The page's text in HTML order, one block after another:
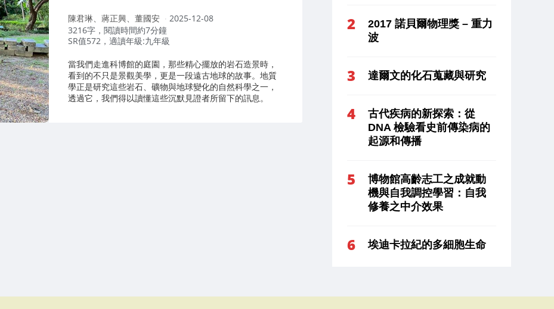
作
者：
陳君琳、蔣正興、董國安
2025-12-08
3216字，閱讀時間約7分鐘
SR值572，適讀年級:九年級
當我們走進科博館的庭園，那些精心擺放的岩石造景時，
看到的不只是景觀美學，更是一段遠古地球的故事。地質
學正是研究這些岩石、礦物與地球變化的自然科學之一，
透過它，我們得以讀懂這些沉默見證者所留下的訊息。
2017 諾貝爾物理獎 – 重力
波
達爾文的化石蒐藏與研究
古代疾病的新探索：從
DNA 檢驗看史前傳染病的
起源和傳播
博物館高齡志工之成就動
機與自我調控學習：自我
修養之中介效果
埃迪卡拉紀的多細胞生命